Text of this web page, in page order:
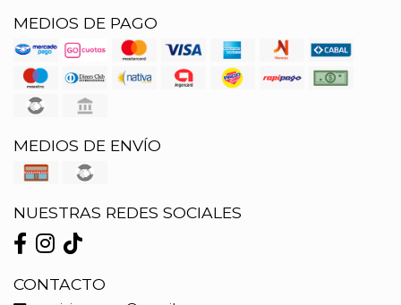
MEDIOS DE PAGO
MEDIOS DE ENVÍO
NUESTRAS REDES SOCIALES
CONTACTO